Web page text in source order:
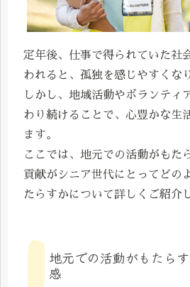
定年後、仕事で得られていた社
われると、孤独を感じやすくな
しかし、地域活動やボランティ
わり続けることで、心豊かな生
ます。
ここでは、地元での活動がもた
貢献がシニア世代にとってどの
たらすかについて詳しくご紹介
地元での活動がもたら
感